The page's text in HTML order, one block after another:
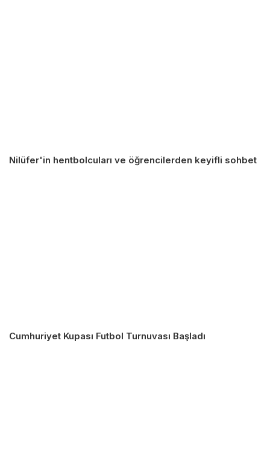
Nilüfer'in hentbolcuları ve öğrencilerden keyifli sohbet
Cumhuriyet Kupası Futbol Turnuvası Başladı